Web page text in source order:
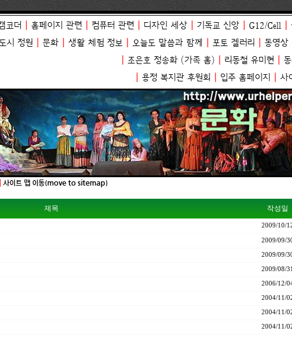
코더 홈페이지 관련 컴퓨터 관련 디자인 세상 기독교 신앙 G12/Cell
시 정원 문화 생활 체험 정보 오늘도 말씀과 함께 포토 겔러리 동영상
조은호 정송화(가족 홈) 리동철 유미현
용정 복지관 후원회 입주 홈페이지 사
사이트 맵 이동(move to sitemap)
제목 작성일
2009/10/
2009/09/
2009/09/
2009/08/31
2006/12/
2004/11/
2004/11/
2004/11/